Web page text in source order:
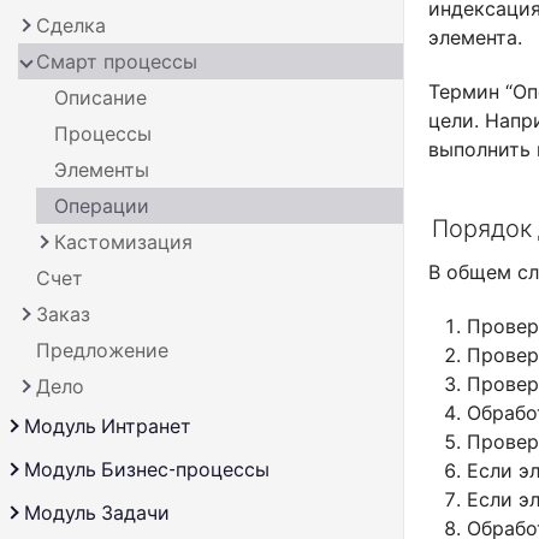
Локатор служб
Валидация
Основное
Существующие правила
Контроллеры
Свои правила
Основное
Фильтр
О модуле
Обзор
Фильтры пользователя
Публичная часть
Свой фильтр
Кнопки
Таблицы
Основное
Обзор
Панель действий
Персональные настройки
Публичная часть
Фабрики
Элементы
Операции
Кастомизация
Как работает
Подмена фабрики
Добавление действий
Cобытия
Примеры
Конвертация
Методы
Cобытия
Примеры
Описание
Методы
Cобытия
Примеры
Сделка
Описание
Методы
Cобытия
Примеры
Смарт процессы
Описание
Процессы
Элементы
Операции
Кастомизация
Изменение логики
Счет
Заказ
Предложение
Дело
Общее API
Универсальное дело
Модуль Интранет
О модуле
Оргструктура
Модуль Бизнес-процессы
О модуле
Модуль Задачи
элемента.
Термин
цели.
выполнить
Порядок
В общем
Если
Если